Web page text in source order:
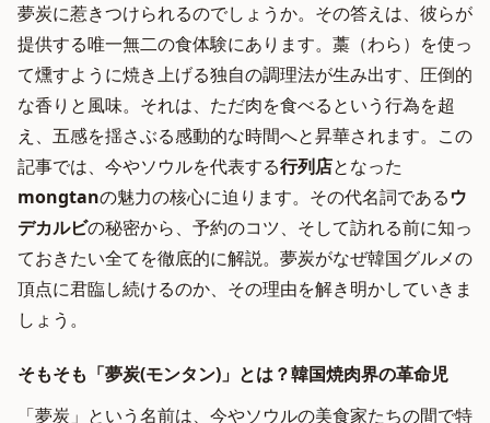
夢炭に惹きつけられるのでしょうか。その答えは、彼らが
提供する唯一無二の食体験にあります。藁（わら）を使っ
て燻すように焼き上げる独自の調理法が生み出す、圧倒的
な香りと風味。それは、ただ肉を食べるという行為を超
え、五感を揺さぶる感動的な時間へと昇華されます。この
記事では、今やソウルを代表する行列店となった
mongtanの魅力の核心に迫ります。その代名詞であるウ
デカルビの秘密から、予約のコツ、そして訪れる前に知っ
ておきたい全てを徹底的に解説。夢炭がなぜ韓国グルメの
頂点に君臨し続けるのか、その理由を解き明かしていきま
しょう。
そもそも「夢炭(モンタン)」とは？韓国焼肉界の革命児
「夢炭」という名前は、今やソウルの美食家たちの間で特